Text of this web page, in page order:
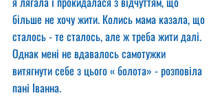
більше не хочу жити. Колись мама казала, що
сталось - те сталось, але ж треба жити далі.
Однак мені не вдавалось самотужки
витягнути себе з цього « болота» - розповіла
пані Іванна.